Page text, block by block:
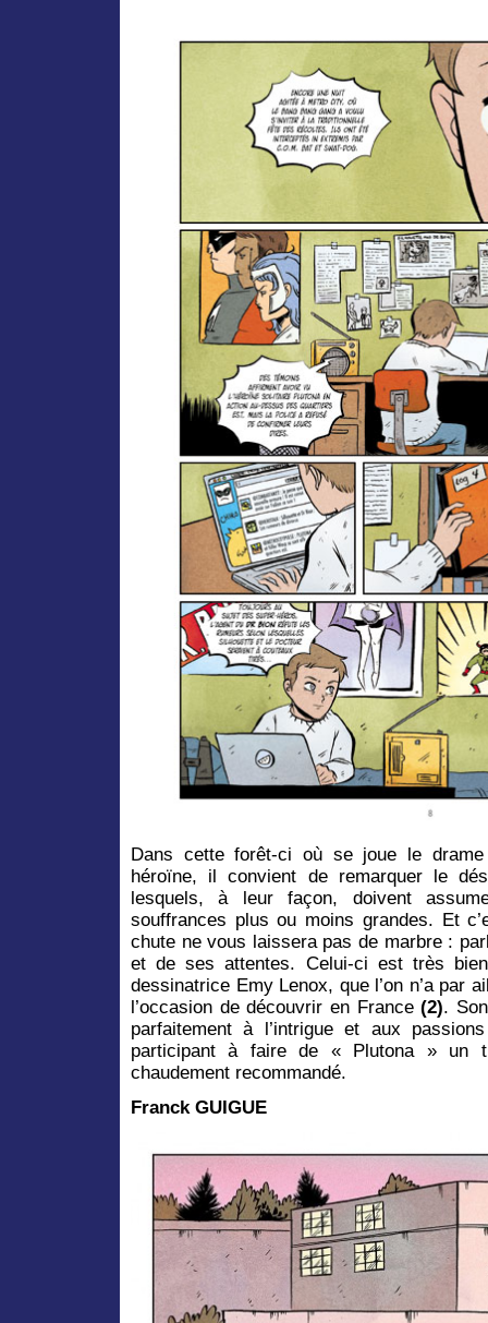
Dans cette forêt-ci où se joue le drame
héroïne, il convient de remarquer le
lesquels, à leur façon, doivent
souffrances plus ou moins grandes. Et
chute ne vous laissera pas de marbre :
et de ses attentes. Celui-ci est très
dessinatrice Emy Lenox, que l’on n’a par
l’occasion de découvrir en France(2).
parfaitement à l’intrigue et aux
participant à faire de « Plutona » un
chaudement recommandé.
Franck GUIGUE